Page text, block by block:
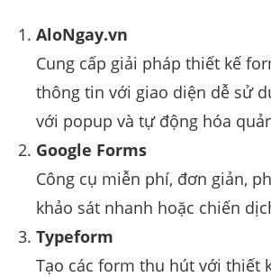
AloNgay.vn
Cung cấp giải pháp thiết kế
thông tin với giao diện dễ sử
với popup và tự động hóa
Google Forms
Công cụ miễn phí, đơn giản,
khảo sát nhanh hoặc chiến
Typeform
Tạo các form thu hút với thiết